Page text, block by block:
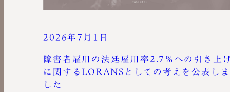
2026年7月1日
障害者雇用の法廷雇用率2.7％への引き上
に関するLORANSとしての考えを公表しま
した